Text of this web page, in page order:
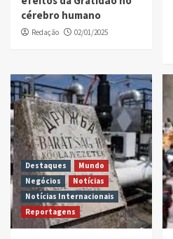
cérebro humano
Redação 02/01/2025
Destaques
Mundo
Negócios
Notícias
Notícias Internacionais
Reportagens